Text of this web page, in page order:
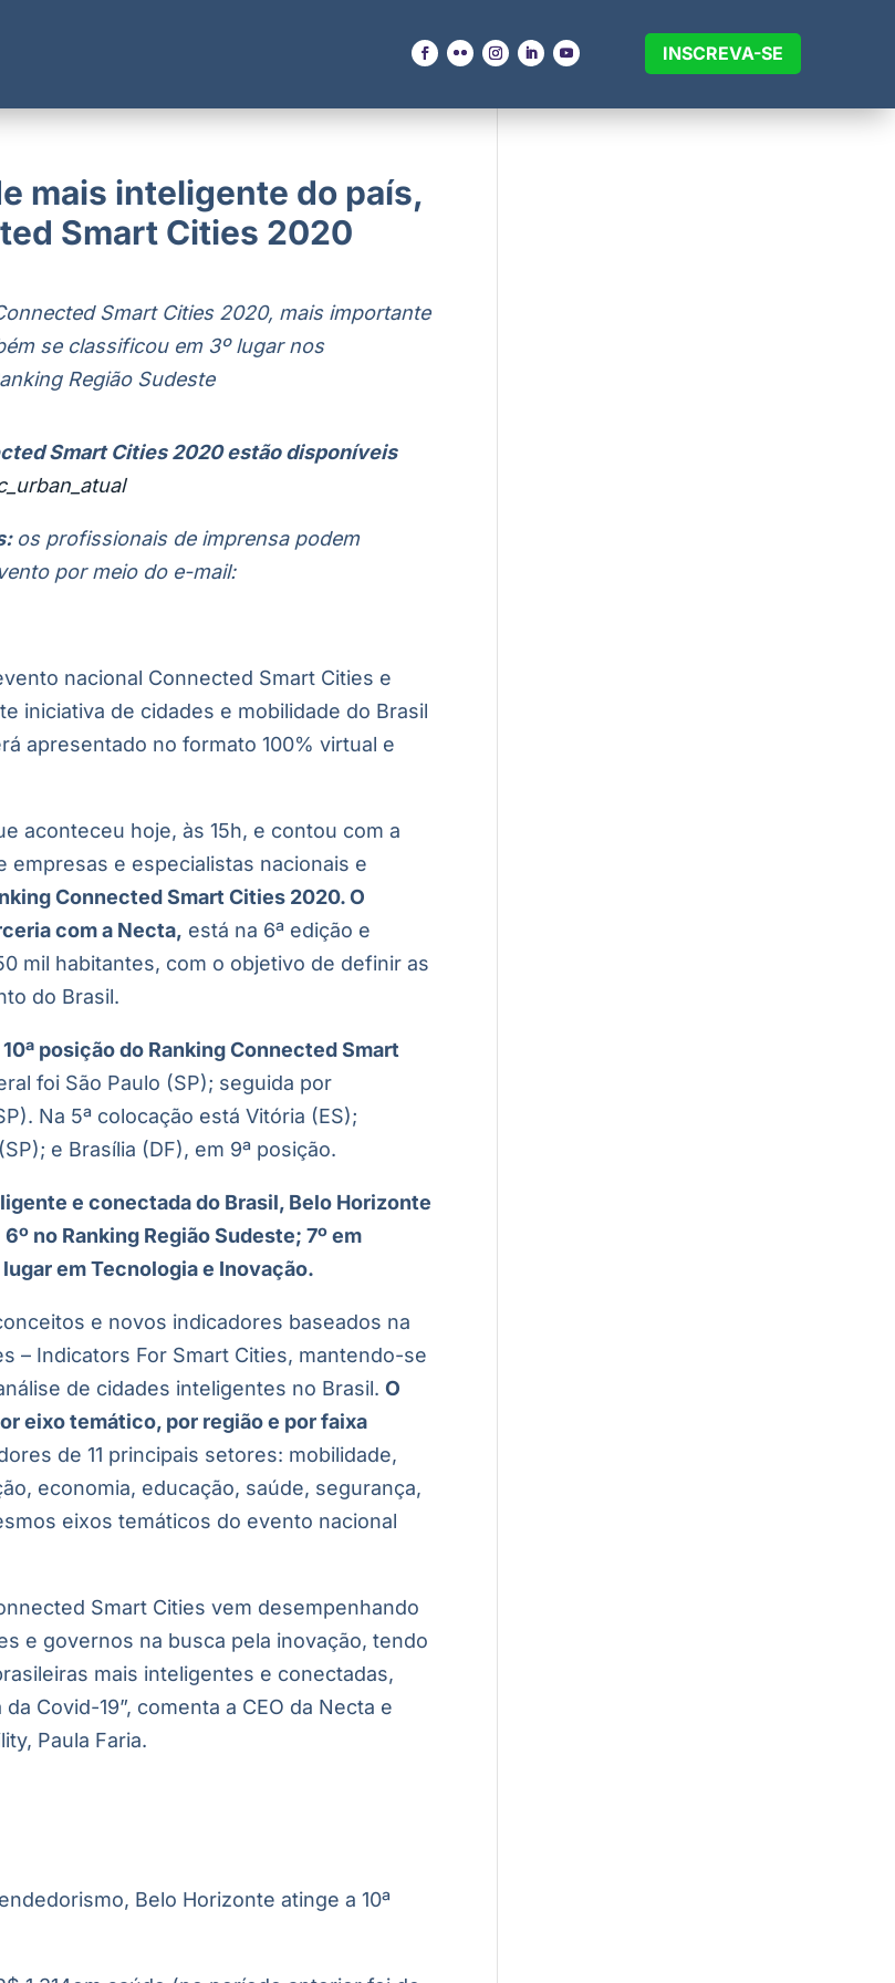
INSCREVA-SE
mais inteligente do país,
Smart Cities 2020
Smart Cities 2020, mais importante
se classificou em 3º lugar nos
Região Sudeste
Smart Cities 2020 estão disponíveis
os profissionais de imprensa podem
por meio do e-mail:
nacional Connected Smart Cities e
iniciativa de cidades e mobilidade do Brasil
apresentado no formato 100% virtual e
aconteceu hoje, às 15h, e contou com a
e especialistas nacionais e
Connected Smart Cities 2020. O
com a Necta, está na 6ª edição e
mil habitantes, com o objetivo de definir as
do Brasil.
posição do Ranking Connected Smart
foi São Paulo (SP); seguida por
Na 5ª colocação está Vitória (ES);
e Brasília (DF), em 9ª posição.
e conectada do Brasil, Belo Horizonte
no Ranking Região Sudeste; 7º em
em Tecnologia e Inovação.
e novos indicadores baseados na
– Indicators For Smart Cities, mantendo-se
de cidades inteligentes no Brasil.O
eixo temático, por região e por faixa
de 11 principais setores: mobilidade,
economia, educação, saúde, segurança,
eixos temáticos do evento nacional
Smart Cities vem desempenhando
e governos na busca pela inovação, tendo
mais inteligentes e conectadas,
Covid-19”, comenta a CEO da Necta e
Paula Faria.
Belo Horizonte atinge a 10ª